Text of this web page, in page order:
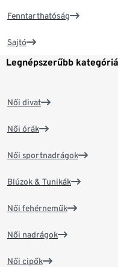
Fenntarthatóság
Sajtó
Legnépszerűbb
Női divat
Női órák
Női sportnadrágok
Blúzok & Tunikák
Női fehérneműk
Női nadrágok
Női cipők